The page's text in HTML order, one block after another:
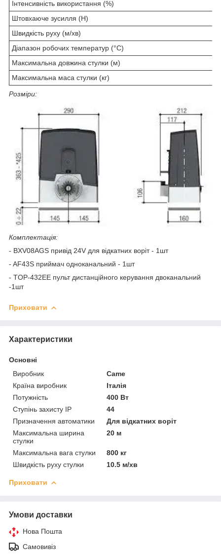
Інтенсивність використання (%)
Штовхаюче зусилля (Н)
Швидкість руху (м/хв)
Діапазон робочих температур (°C)
Максимальна довжина стулки (м)
Максимальна маса стулки (кг)
Розміри:
Комплектація:
- BXV08AGS привід 24V для відкатних воріт - 1шт
- AF43S приймач одноканальний - 1шт
- TOP-432EE пульт дистанційного керування двоканальний
-1шт
Приховати
Характеристики
Основні
Виробник
Came
Країна виробник
Італія
Потужність
400 Вт
Ступінь захисту IP
44
Призначення автоматики
Для відкатних воріт
Максимальна ширина
стулки
20 м
Максимальна вага стулки
800 кг
Швидкість руху стулки
10.5 м/хв
Приховати
Умови доставки
Нова Пошта
Самовивіз